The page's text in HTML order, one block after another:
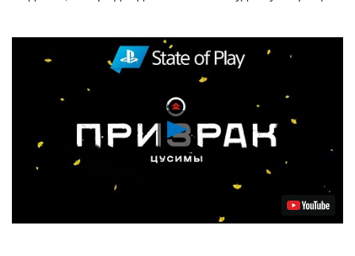
Воспроизвести
видео